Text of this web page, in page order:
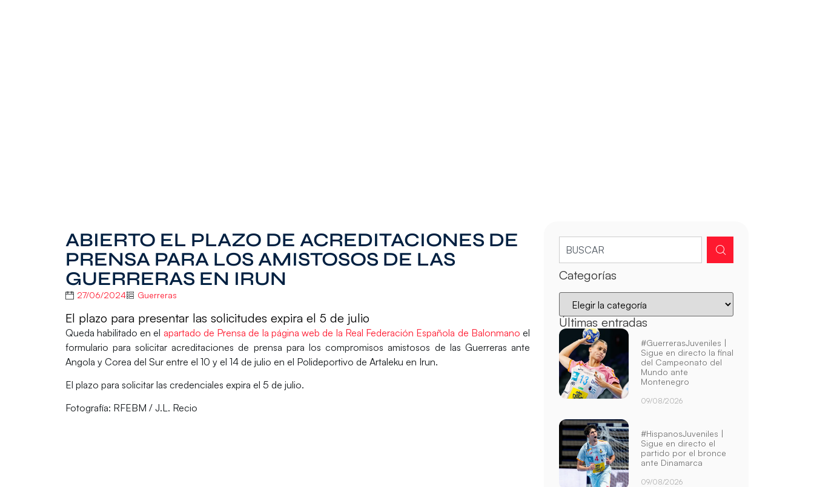
ABIERTO EL PLAZO DE ACREDITACIONES DE
PRENSA PARA LOS AMISTOSOS DE LAS
GUERRERAS EN IRUN
27/06/2024 Guerreras
El plazo para presentar las solicitudes expira el 5 de julio
Queda habilitado en el apartado de Prensa de la página web de la Real Federación Española de Balonmano el
formulario para solicitar acreditaciones de prensa para los compromisos amistosos de las Guerreras ante
Angola y Corea del Sur entre el 10 y el 14 de julio en el Polideportivo de Artaleku en Irun.
El plazo para solicitar las credenciales expira el 5 de julio.
Fotografía: RFEBM / J.L. Recio
Categorías
Últimas entradas
#GuerrerasJuveniles |
Sigue en directo la final
del Campeonato del
Mundo ante
Montenegro
09/08/2026
#HispanosJuveniles |
Sigue en directo el
partido por el bronce
ante Dinamarca
09/08/2026